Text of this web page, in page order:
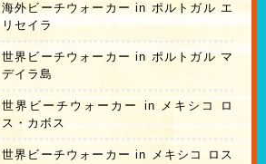
海外ビーチウォーカー in ポルトガル エ
リセイラ
世界ビーチウォーカー in ポルトガル マ
デイラ島
世界ビーチウォーカー in メキシコ ロ
ス・カボス
世界ビーチウォーカー in メキシコ ロス